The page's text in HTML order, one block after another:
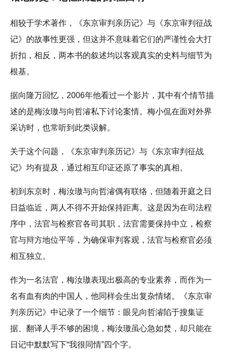
相较于学术著作，《东京审判亲历记》与《东京审判征战
记》的故事性更强，但这并不意味着它们的严谨性会大打
折扣，相反，两本书的叙述均以客观真实的史料与细节为
根基。
据向隆万回忆，2006年他看过一个影片，其中有个情节描
述的是梅汝璈与向哲濬私下讨论案情。梅小侃在面对外界
采访时，也常听到此类误解。
关于这个问题，《东京审判亲历记》与《东京审判征战
记》均有提及，通过相互印证还原了事实的真相。
初到东京时，梅汝璈与向哲濬偶有联络，但随着开庭之日
日益临近，两人不得不开始保持距离。这是因为在司法程
序中，法官与检察官各司其职，法官需要保持中立，检察
官与辩方地位平等，为确保审判客观，法官与检察官必须
相互独立。
作为一名法官，梅汝璈表现出极高的专业素养，而作为一
名有血有肉的中国人，他同样会生出复杂情绪。《东京审
判亲历记》中记录了一个细节：眼见向哲濬陷于搜集证
据、翻译人手不够的困境，梅汝璈虽心急如焚，却只能在
日记中默默写下“我很同情”四个字。